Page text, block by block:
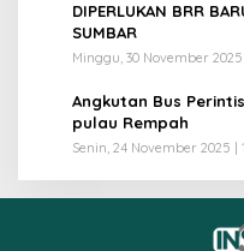
DIPERLUKAN BRR
SUMBAR
Minggu, 30 November 2025
Angkutan Bus
pulau Rempah
Senin, 24 November 2025 |